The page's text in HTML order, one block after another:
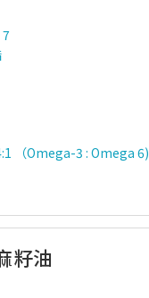
（Omega-3 : Omega 6)
籽油